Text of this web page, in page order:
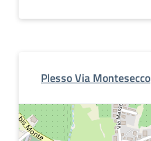
Plesso Via Montesecco